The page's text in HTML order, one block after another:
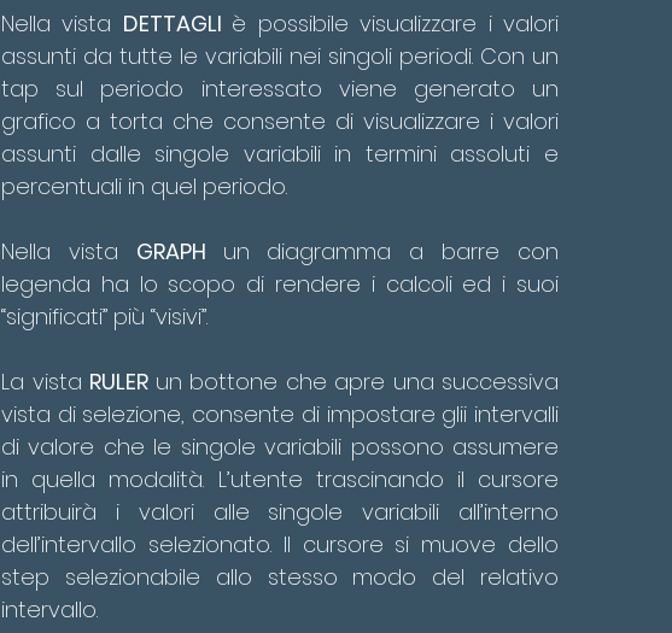
Nella vista DETTAGLI è possibile visualizzare i valori
assunti da tutte le variabili nei singoli periodi. Con un
tap sul periodo interessato viene generato un
grafico a torta che consente di visualizzare i valori
assunti dalle singole variabili in termini assoluti e
percentuali in quel periodo.
Nella vista GRAPH un diagramma a barre con
legenda ha lo scopo di rendere i calcoli ed i suoi
“significati” più “visivi”.
La vista RULER un bottone che apre una successiva
vista di selezione, consente di impostare glii intervalli
di valore che le singole variabili possono assumere
in quella modalità. L’utente trascinando il cursore
attribuirà i valori alle singole variabili all’interno
dell’intervallo selezionato. Il cursore si muove dello
step selezionabile allo stesso modo del relativo
intervallo.